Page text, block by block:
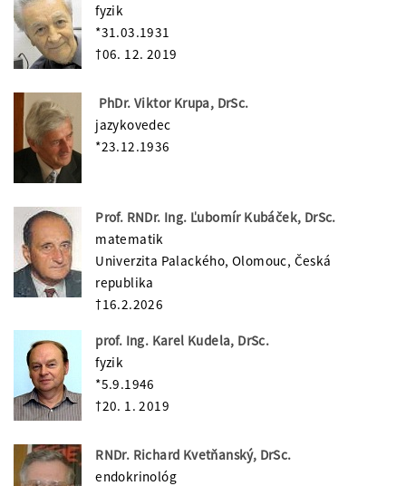
fyzik
*31.03.1931
†06. 12. 2019
PhDr. Viktor Krupa, DrSc.
jazykovedec
*23.12.1936
Prof. RNDr. Ing. Ľubomír Kubáček, DrSc.
matematik
Univerzita Palackého, Olomouc, Česká
republika
†16.2.2026
prof. Ing. Karel Kudela, DrSc.
fyzik
*5.9.1946
†20. 1. 2019
RNDr. Richard Kvetňanský, DrSc.
endokrinológ